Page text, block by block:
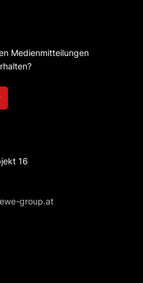
Medienmitteilungen
16
group.at